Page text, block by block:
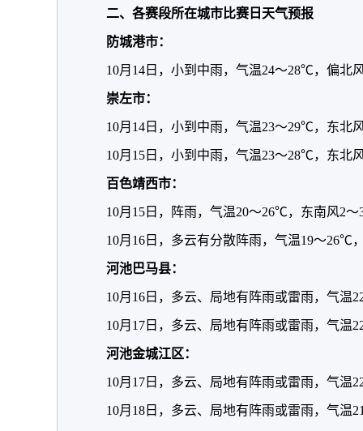
二、各赛段所在城市比赛日天气预报
防城港市：
10月14日，小到中雨，气温24～28℃，偏北
崇左市：
10月14日，小到中雨，气温23～29℃，东北
10月15日，小到中雨，气温23～28℃，东北
百色靖西市：
10月15日，阵雨，气温20～26℃，东南风2～
10月16日，多云有分散阵雨，气温19～26℃
河池巴马县：
10月16日，多云、局地有阵雨或雷雨，气温
10月17日，多云、局地有阵雨或雷雨，气温
河池金城江区：
10月17日，多云、局地有阵雨或雷雨，气温
10月18日，多云、局地有阵雨或雷雨，气温